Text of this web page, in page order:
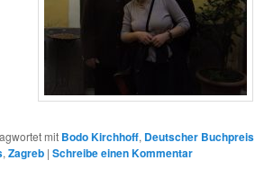
mit Bodo Kirchhoff, Deutscher Buchpreis
, Zagreb | Schreibe einen Kommentar